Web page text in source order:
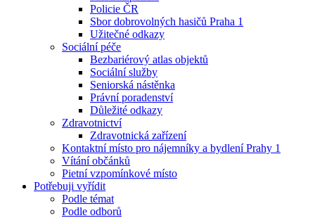
Policie ČR
Sbor dobrovolných hasičů Praha 1
Užitečné odkazy
Sociální péče
Bezbariérový atlas objektů
Sociální služby
Seniorská nástěnka
Právní poradenství
Důležité odkazy
Zdravotnictví
Zdravotnická zařízení
Kontaktní místo pro nájemníky a bydlení Prahy 1
Vítání občánků
Pietní vzpomínkové místo
Potřebuji vyřídit
Podle témat
Podle odborů